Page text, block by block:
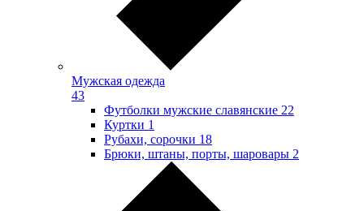
Мужская одежда
43
Футболки мужские славянские 22
Куртки 1
Рубахи, сорочки 18
Брюки, штаны, порты, шаровары 2